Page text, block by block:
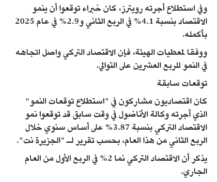
وفي استطلاع أجرته رويترز، كان خبراء توقعوا أن ينمو
الاقتصاد بنسبة 4.1% في الربع الثاني و2.9% في عام 2025
بأكمله.
ووفقا لمعطيات الهيئة، فإن الاقتصاد التركي واصل اتجاهه
في النمو للربع العشرين على التوالي.
توقعات سابقة
كان اقتصاديون مشاركون في "استطلاع توقعات النمو"
الذي أجرته وكالة الأناضول في وقت سابق قد توقعوا نمو
الاقتصاد التركي بنسبة 3.87% على أساس سنوي خلال
الربع الثاني من هذا العام، بحسب تقرير لـ "الجزيرة نت".
يذكر أن الاقتصاد التركي نما 2% في الربع الأول من العام
الجاري.